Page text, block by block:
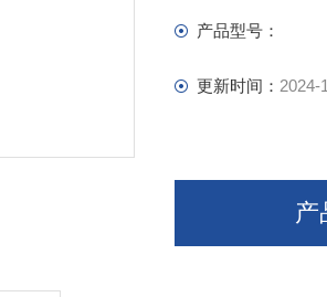
产品型号：
更新时间： 2024-
产